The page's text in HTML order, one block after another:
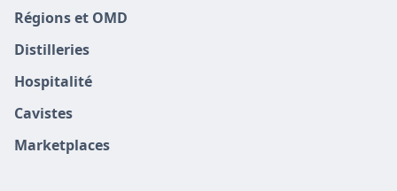
Régions et OMD
Distilleries
Hospitalité
Cavistes
Marketplaces